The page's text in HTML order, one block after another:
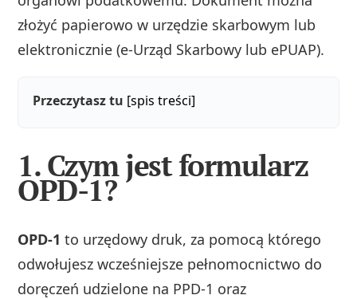
złożyć papierowo w urzędzie skarbowym lub
elektronicznie (e-Urząd Skarbowy lub ePUAP).
Przeczytasz tu [spis treści]
1. Czym jest formularz
OPD-1?
OPD-1 to urzędowy druk, za pomocą którego
odwołujesz wcześniejsze pełnomocnictwo do
doręczeń udzielone na PPD-1 oraz